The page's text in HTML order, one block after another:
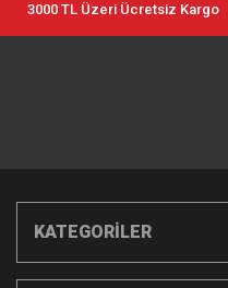
3000 TL Üzeri Ücretsiz Kargo
KATEGORİLER